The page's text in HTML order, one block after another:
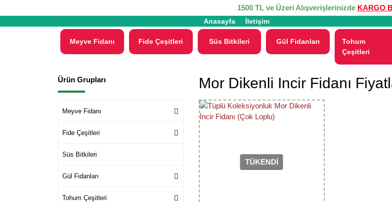
1500 TL ve Üzeri Alışverişlerinizde KARGO
Anasayfa İletişim
Meyve Fidanı Fide Çeşitleri Süs Bitkileri Gül Fidanları
Tohum
Çeşitleri
Ürün Grupları
Meyve Fidanı
Fide Çeşitleri
Süs Bitkileri
Gül Fidanları
Tohum Çeşitleri
Mor Dikenli Incir Fidanı
TÜKENDİ